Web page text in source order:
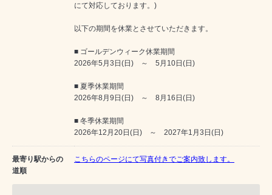
にて対応しております。)
以下の期間を休業とさせていただきます。
■ ゴールデンウィーク休業期間
2026年5月3日(日) ～ 5月10日(日)
■ 夏季休業期間
2026年8月9日(日) ～ 8月16日(日)
■ 冬季休業期間
2026年12月20日(日) ～ 2027年1月3日(日)
最寄り駅からの
道順
こちらのページにて写真付きでご案内致します。